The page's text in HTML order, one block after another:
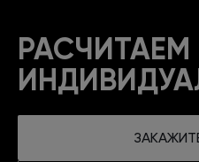
РАСЧИТАЕМ